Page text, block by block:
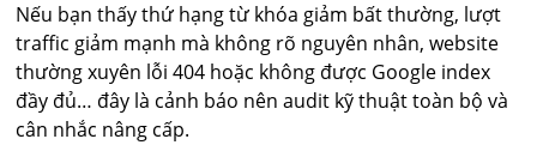
Nếu bạn thấy thứ hạng từ khóa giảm bất thường, lượt
traffic giảm mạnh mà không rõ nguyên nhân, website
thường xuyên lỗi 404 hoặc không được Google index
đầy đủ… đây là cảnh báo nên audit kỹ thuật toàn bộ và
cân nhắc nâng cấp.